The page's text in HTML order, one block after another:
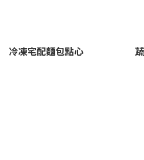
冷凍宅配麵包點心